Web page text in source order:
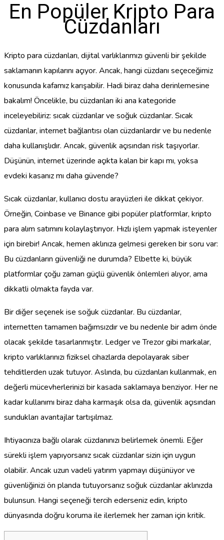
En Popüler Kripto Para
Cüzdanları
Kripto para cüzdanları, dijital varlıklarımızı güvenli bir şekilde
saklamanın kapılarını açıyor. Ancak, hangi cüzdanı seçeceğimiz
konusunda kafamız karışabilir. Hadi biraz daha derinlemesine
bakalım! Öncelikle, bu cüzdanları iki ana kategoride
inceleyebiliriz: sıcak cüzdanlar ve soğuk cüzdanlar. Sıcak
cüzdanlar, internet bağlantısı olan cüzdanlardır ve bu nedenle
daha kullanışlıdır. Ancak, güvenlik açısından risk taşıyorlar.
Düşünün, internet üzerinde açıkta kalan bir kapı mı, yoksa
evdeki kasanız mı daha güvende?
Sıcak cüzdanlar, kullanıcı dostu arayüzleri ile dikkat çekiyor.
Örneğin, Coinbase ve Binance gibi popüler platformlar, kripto
para alım satımını kolaylaştırıyor. Hızlı işlem yapmak isteyenler
için birebir! Ancak, hemen aklınıza gelmesi gereken bir soru var:
Bu cüzdanların güvenliği ne durumda? Elbette ki, büyük
platformlar çoğu zaman güçlü güvenlik önlemleri alıyor, ama
dikkatli olmakta fayda var.
Bir diğer seçenek ise soğuk cüzdanlar. Bu cüzdanlar,
internetten tamamen bağımsızdır ve bu nedenle bir adım önde
olacak şekilde tasarlanmıştır. Ledger ve Trezor gibi markalar,
kripto varlıklarınızı fiziksel cihazlarda depolayarak siber
tehditlerden uzak tutuyor. Aslında, bu cüzdanları kullanmak, en
değerli mücevherlerinizi bir kasada saklamaya benziyor. Her ne
kadar kullanımı biraz daha karmaşık olsa da, güvenlik açısından
sundukları avantajlar tartışılmaz.
Ihtiyacınıza bağlı olarak cüzdanınızı belirlemek önemli. Eğer
sürekli işlem yapıyorsanız sıcak cüzdanlar sizin için uygun
olabilir. Ancak uzun vadeli yatırım yapmayı düşünüyor ve
güvenliğinizi ön planda tutuyorsanız soğuk cüzdanlar aklınızda
bulunsun. Hangi seçeneği tercih ederseniz edin, kripto
dünyasında doğru koruma ile ilerlemek her zaman için kritik.